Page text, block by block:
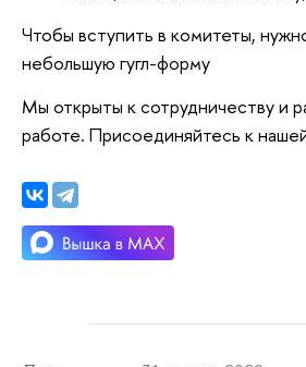
Чтобы вступить в комитеты,
небольшую гугл-форму
Мы открыты к сотрудничеству и
работе. Присоединяйтесь к